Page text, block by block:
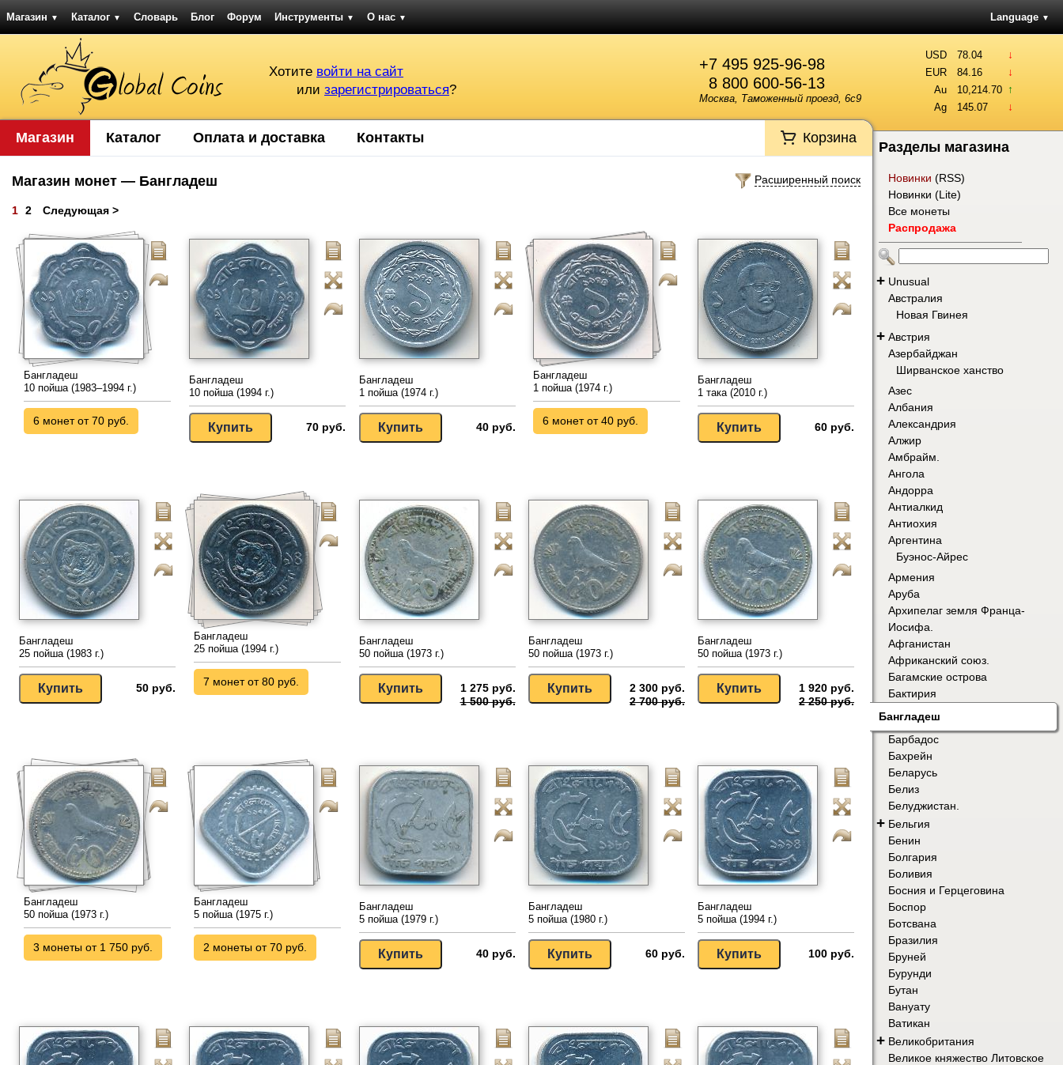
Магазин ▼ Каталог ▼ Словарь Блог Форум Инструменты ▼ О нас ▼ Language ▼
+7 495 925-96-98
8 800 600-56-13
Москва, Таможенный проезд, 6с9
Хотите войти на сайт
или зарегистрироваться?
USD 78.04 ↓
EUR 84.16 ↓
Au 10,214.70 ↑
Ag 145.07 ↓
Магазин Каталог Оплата и доставка Контакты Корзина
Расширенный поиск
Магазин монет — Бангладеш
1 2 Следующая >
Бангладеш
10 пойша (1983–1994 г.)
6 монет от 70 руб.
Бангладеш
10 пойша (1994 г.)
70 руб.
Бангладеш
1 пойша (1974 г.)
40 руб.
Бангладеш
1 пойша (1974 г.)
6 монет от 40 руб.
Бангладеш
1 така (2010 г.)
60 руб.
Бангладеш
25 пойша (1983 г.)
50 руб.
Бангладеш
25 пойша (1994 г.)
7 монет от 80 руб.
Бангладеш
50 пойша (1973 г.)
1 275 руб.
1 500 руб.
Бангладеш
50 пойша (1973 г.)
2 300 руб.
2 700 руб.
Бангладеш
50 пойша (1973 г.)
1 920 руб.
2 250 руб.
Бангладеш
50 пойша (1973 г.)
3 монеты от 1 750 руб.
Бангладеш
5 пойша (1975 г.)
2 монеты от 70 руб.
Бангладеш
5 пойша (1979 г.)
40 руб.
Бангладеш
5 пойша (1980 г.)
60 руб.
Бангладеш
5 пойша (1994 г.)
100 руб.
Разделы магазина
Новинки (RSS)
Новинки (Lite)
Все монеты
Распродажа
+ Unusual
Австралия
Новая Гвинея
+ Австрия
Азербайджан
Ширванское ханство
Азес
Албания
Александрия
Алжир
Амбрайм.
Ангола
Андорра
Антиалкид
Антиохия
Аргентина
Буэнос-Айрес
Армения
Аруба
Архипелаг земля Франца-
Иосифа.
Афганистан
Африканский союз.
Багамские острова
Бактирия
Бангладеш
Барбадос
Бахрейн
Беларусь
Белиз
Белуджистан.
+ Бельгия
Бенин
Болгария
Боливия
Босния и Герцеговина
Боспор
Ботсвана
Бразилия
Бруней
Бурунди
Бутан
Вануату
Ватикан
+ Великобритания
Великое княжество Литовское